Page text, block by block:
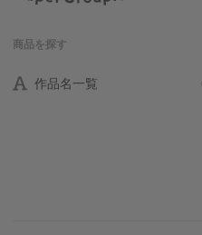
商品を探す
作品名一覧